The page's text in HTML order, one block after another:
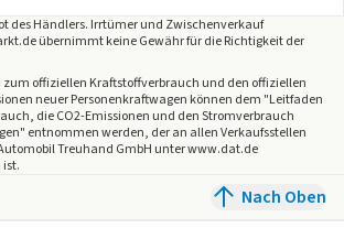
desHändlers. Irrtümer und Zwischenverkauf
übernimmt keine Gewähr für die Richtigkeit der
offiziellen Kraftstoffverbrauch und den offiziellen
neuer Personenkraftwagen können dem "Leitfaden
die CO2-Emissionen und den Stromverbrauch
entnommen werden, der an allen Verkaufsstellen
Treuhand GmbH unter www.dat.de
Nach Oben